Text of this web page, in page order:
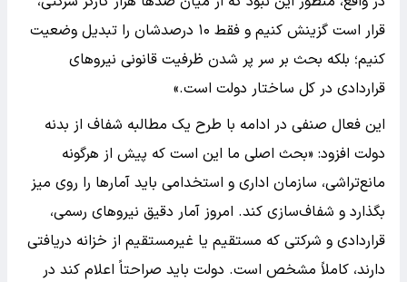
قرار است گزینش کنیم و فقط ۱۰ درصدشان را تبدیل وضعیت
کنیم؛ بلکه بحث بر سر پر شدن ظرفیت قانونی نیروهای
قراردادی در کل ساختار دولت است.»
این فعال صنفی در ادامه با طرح یک مطالبه شفاف از بدنه
دولت افزود: «بحث اصلی ما این است که پیش از هرگونه
مانع‌تراشی، سازمان اداری و استخدامی باید آمارها را روی میز
بگذارد و شفاف‌سازی کند. امروز آمار دقیق نیروهای رسمی،
قراردادی و شرکتی که مستقیم یا غیرمستقیم از خزانه دریافتی
دارند، کاملاً مشخص است. دولت باید صراحتاً اعلام کند در